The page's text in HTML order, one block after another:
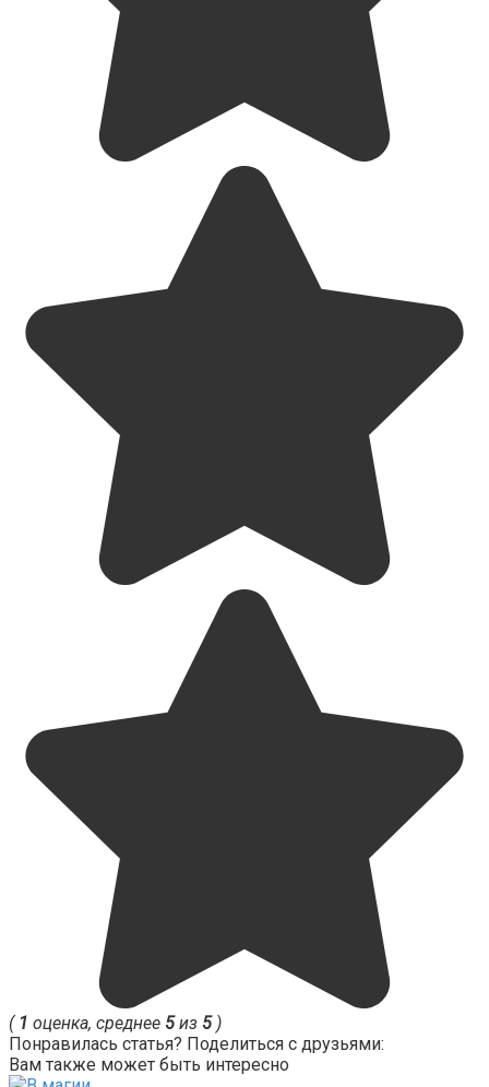
( 1 оценка, среднее 5из 5)
Понравилась статья? Поделиться с друзьями:
Вам также может быть интересно